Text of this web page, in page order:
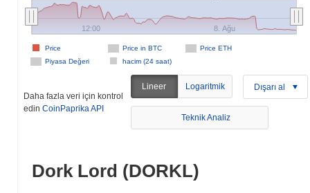
Price in BTC
Price ETH
Piyasa Değeri
hacim (24 saat)
Price
12:00 8. Ağu
Daha fazla veri için kontrol
edin CoinPaprika API
Lineer Logaritmik Dışarı al
Teknik Analiz
Dork Lord (DORKL)